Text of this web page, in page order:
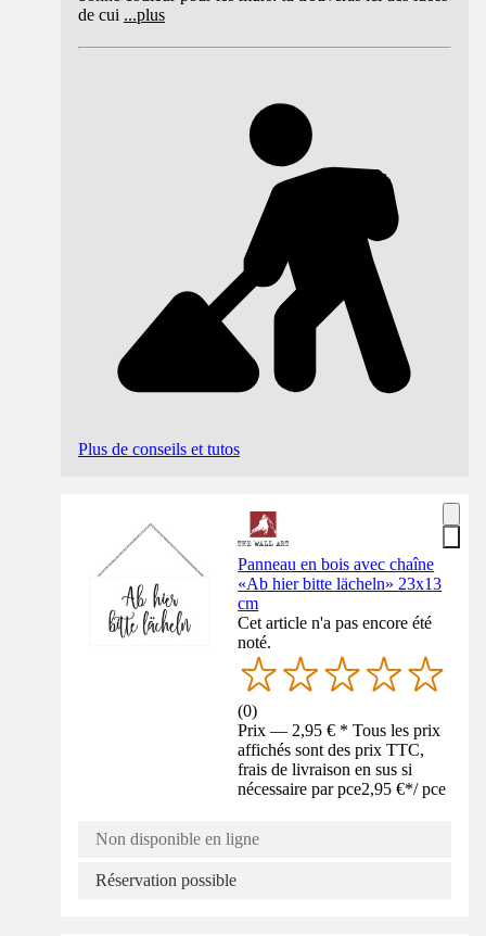
de cui ...plus
Plus de conseils et tutos
Panneau en bois avec chaîne
«Ab hier bitte lächeln» 23x13
cm
Cet article n'a pas encore été
noté.
(0)
Prix — 2,95 € * Tous les prix
affichés sont des prix TTC,
frais de livraison en sus si
nécessaire par pce2,95 €*/ pce
Non disponible en ligne
Réservation possible